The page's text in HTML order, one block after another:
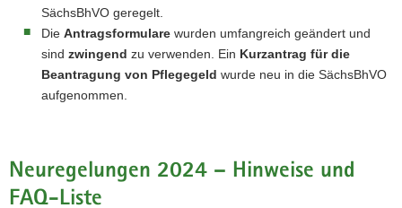
SächsBhVO geregelt.
Die Antragsformulare wurden umfangreich geändert und
sind zwingend zu verwenden. Ein Kurzantrag für die
Beantragung von Pflegegeld wurde neu in die SächsBhVO
aufgenommen.
Neuregelungen 2024 – Hinweise und
FAQ-Liste